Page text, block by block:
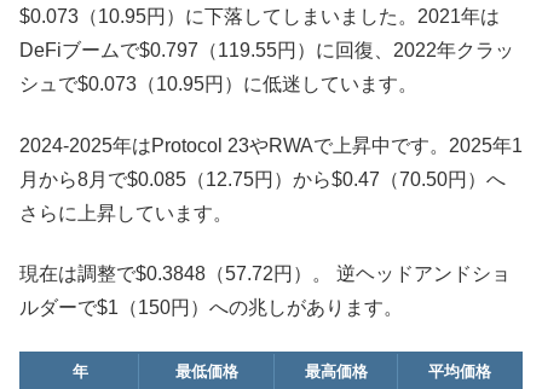
$0.073（10.95円）に下落してしまいました。2021年は
DeFiブームで$0.797（119.55円）に回復、2022年クラッ
シュで$0.073（10.95円）に低迷しています。
2024-2025年はProtocol 23やRWAで上昇中です。2025年1
月から8月で$0.085（12.75円）から$0.47（70.50円）へ
さらに上昇しています。
現在は調整で$0.3848（57.72円）。 逆ヘッドアンドショ
ルダーで$1（150円）への兆しがあります。
年 最低価格 最高価格 平均価格